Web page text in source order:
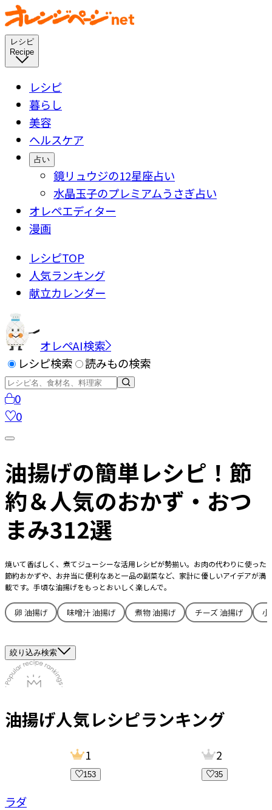
レシピ
Recipe
レシピ
暮らし
美容
ヘルスケア
占い
鏡リュウジの12星座占い
水晶玉子のプレミアムうさぎ占い
オレペエディター
漫画
レシピTOP
人気ランキング
献立カレンダー
オレペAI検索
レシピ検索
読みもの検索
0
0
油揚げの簡単レシピ！節
約＆人気のおかず・おつ
まみ312選
焼いて香ばしく、煮てジューシーな活用レシピが勢揃い。お肉の代わりに使った
節約おかずや、お弁当に便利なあと一品の副菜など、家計に優しいアイデアが満
載です。手頃な油揚げをもっとおいしく楽しんで。
卵 油揚げ 味噌汁 油揚げ 煮物 油揚げ チーズ 油揚げ 小
絞り込み検索
油揚げ人気レシピランキング
ラダ
1
153
2
35